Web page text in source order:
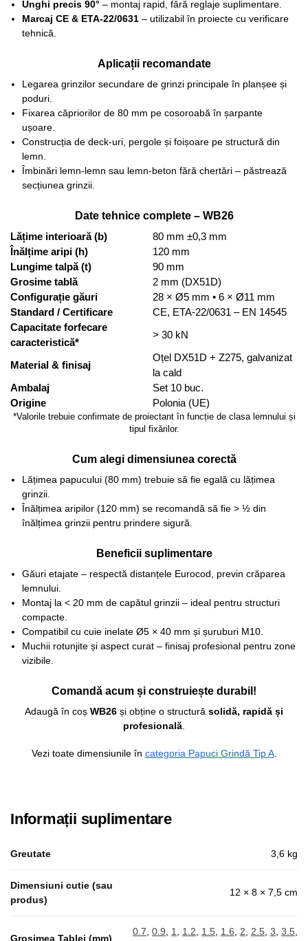
Unghi precis 90° – montaj rapid, fără reglaje suplimentare.
Marcaj CE & ETA-22/0631– utilizabil în proiecte cu verificare
tehnică.
Aplicații recomandate
Legarea grinzilor secundare de grinzi principale în planșee și
poduri.
Fixarea căpriorilor de 80 mm pe cosoroabă în șarpante
ușoare.
Construcția de deck-uri, pergole și foișoare pe structură din
lemn.
Îmbinări lemn-lemn sau lemn-beton fără chertări – păstrează
secțiunea grinzii.
Date tehnice complete – WB26
Lățime interioară (b)
80 mm ±0,3 mm
Înălțime aripi (h)
120 mm
Lungime talpă (t)
90 mm
Grosime tablă
2 mm (DX51D)
Configurație găuri
28 × Ø5 mm • 6 × Ø11 mm
Standard / Certificare
CE, ETA-22/0631 – EN 14545
Capacitate forfecare
caracteristică*
> 30 kN
Material & finisaj
Oțel DX51D + Z275, galvanizat
la cald
Ambalaj
Set 10 buc.
Origine
Polonia (UE)
*Valorile trebuie confirmate de proiectant în funcție de clasa lemnului și
tipul fixărilor.
Cum alegi dimensiunea corectă
Lățimea papucului (80 mm) trebuie să fie egală cu lățimea
grinzii.
Înălțimea aripilor (120 mm) se recomandă să fie > ½ din
înălțimea grinzii pentru prindere sigură.
Beneficii suplimentare
Găuri etajate – respectă distanțele Eurocod, previn crăparea
lemnului.
Montaj la < 20 mm de capătul grinzii – ideal pentru structuri
compacte.
Compatibil cu cuie inelate Ø5 × 40 mm și șuruburi M10.
Muchii rotunjite și aspect curat – finisaj profesional pentru zone
vizibile.
Comandă acum și construiește durabil!
Adaugă în coș WB26 și obține o structură solidă, rapidă și
profesională
Vezi toate dimensiunile în categoria Papuci Grindă Tip A.
Informații suplimentare
Greutate 3,6 kg
Dimensiuni cutie (sau
produs)
12 × 8 × 7,5 cm
Grosimea Tablei (mm)
0.7 0.9 1 1.2 1.5 1.6 2 2.5 3 3.5